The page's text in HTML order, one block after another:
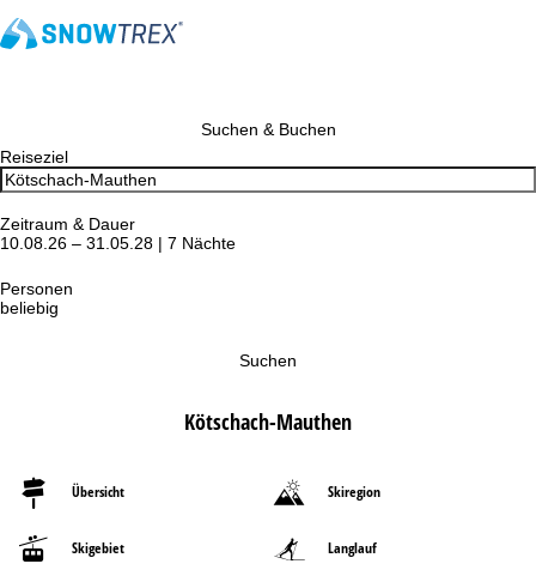
Suchen & Buchen
Reiseziel
Zeitraum & Dauer
10.08.26 – 31.05.28 | 7 Nächte
Personen
beliebig
Suchen
Kötschach-Mauthen
Übersicht Skiregion
Skigebiet Langlauf